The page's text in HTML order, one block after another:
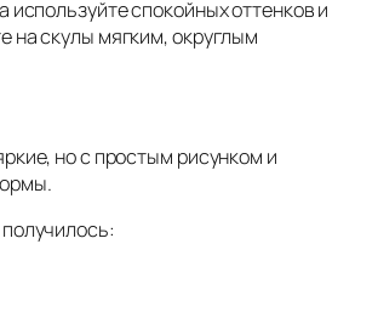
используйте спокойных оттенков и
на скулы мягким, округлым
но с простым рисунком и